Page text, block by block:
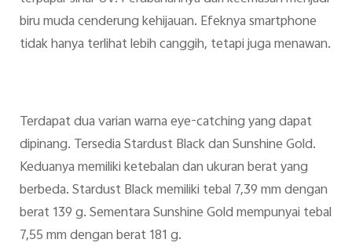
biru muda cenderung kehijauan. Efeknya smartphone
tidak hanya terlihat lebih canggih, tetapi juga menawan.
Terdapat dua varian warna eye-catching yang dapat
dipinang. Tersedia Stardust Black dan Sunshine Gold.
Keduanya memiliki ketebalan dan ukuran berat yang
berbeda. Stardust Black memiliki tebal 7,39 mm dengan
berat 139 g. Sementara Sunshine Gold mempunyai tebal
7,55 mm dengan berat 181 g.